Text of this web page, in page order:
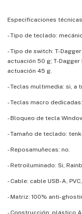
Especificaciones
- Tipo de teclado:
- Tipo de switch: T-
actuación 50 g; T-
actuación 45 g.
- Teclas multimedia: si, a
- Teclas macro
- Bloqueo de tecla
- Tamaño de teclado:
- Reposamuñecas: no.
- Retroiluminado: Si,
- Cable: cable USB-A,
- Matriz: 100% anti-
- Construcción: plástico